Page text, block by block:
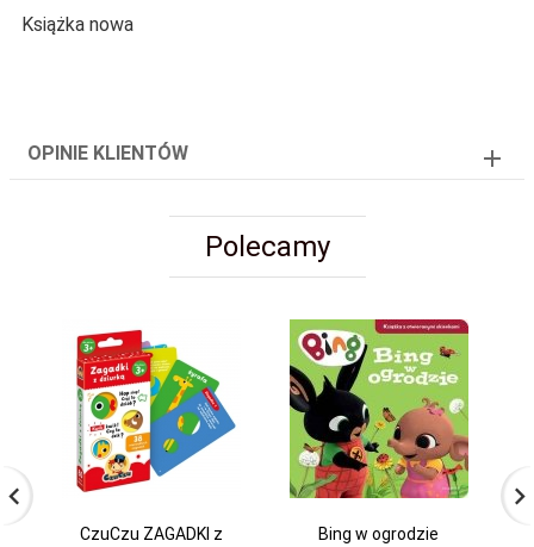
Książka nowa
OPINIE KLIENTÓW
Polecamy
CzuCzu ZAGADKI z
Bing w ogrodzie